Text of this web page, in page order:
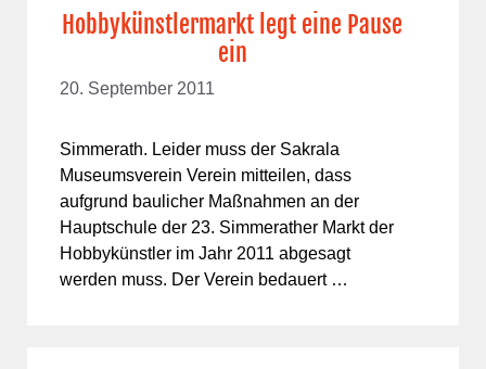
Hobbykünstlermarkt legt eine Pause
ein
20. September 2011
Simmerath. Leider muss der Sakrala
Museumsverein Verein mitteilen, dass
aufgrund baulicher Maßnahmen an der
Hauptschule der 23. Simmerather Markt der
Hobbykünstler im Jahr 2011 abgesagt
werden muss. Der Verein bedauert …